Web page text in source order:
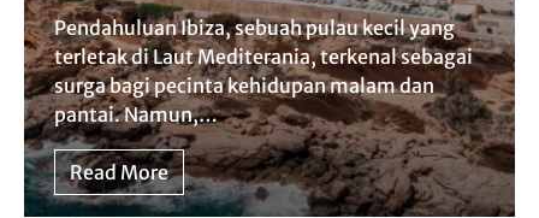
Pendahuluan Ibiza, sebuah pulau kecil yang
terletak di Laut Mediterania, terkenal sebagai
surga bagi pecinta kehidupan malam dan
pantai. Namun,…
Read More